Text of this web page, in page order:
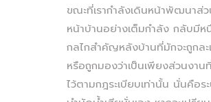
ขณะที่เรากำลังเดินหน้าพัฒนาส่
หน้าบ้านอย่างเต็มกำลัง กลับมีห
กลไกสำคัญหลังบ้านที่มักจะถูกละ
หรือถูกมองว่าเป็นเพียงส่วนงา
ไว้ตามกฎระเบียบเท่านั้น นั่นคือร